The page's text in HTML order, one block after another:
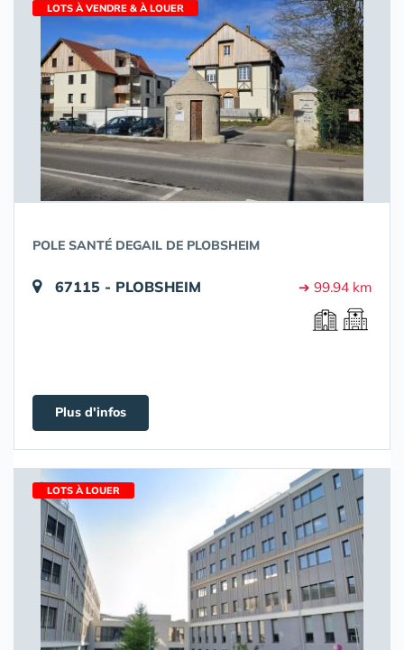
LOTS À VENDRE & À LOUER
POLE SANTÉ DEGAIL DE PLOBSHEIM
67115 - PLOBSHEIM ➔ 99.94 km
Plus d'infos
LOTS À LOUER